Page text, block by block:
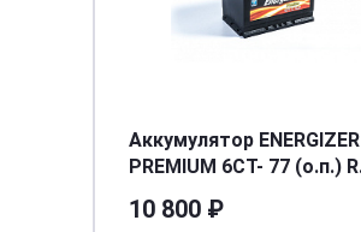
Аккумулятор ENERGIZER
PREMIUM 6CT- 77 (о.п.) R
[L3]
10 800 ₽